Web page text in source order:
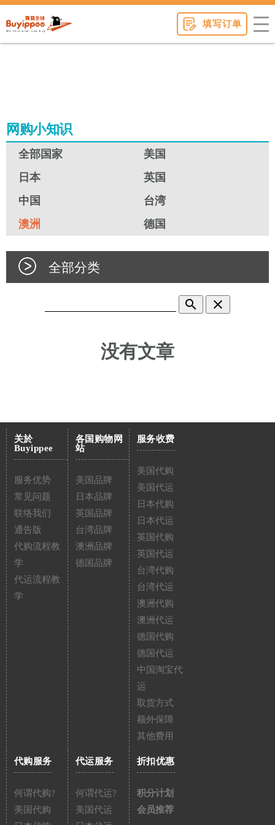
填写订单
网购小知识
全部国家
美国
日本
英国
中国
台湾
澳洲
德国
全部分类
search clear
没有文章
关於
Buyippee
服务优势
常见问题
联络我们
通告版
代购流程教
学
代运流程教
学
各国购物网
站
美国品牌
日本品牌
英国品牌
台湾品牌
澳洲品牌
德国品牌
服务收费
美国代购
美国代运
日本代购
日本代运
英国代购
英国代运
台湾代购
台湾代运
澳洲代购
澳洲代运
德国代购
德国代运
中国淘宝代
运
取货方式
额外保障
其他费用
代购服务
何谓代购?
美国代购
代运服务
何谓代运?
美国代运
折扣优惠
积分计划
会员推荐